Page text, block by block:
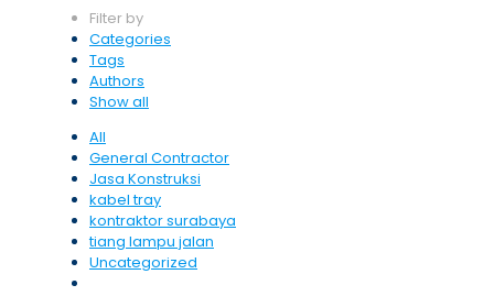
Filter by
Categories
Tags
Authors
Show all
All
General Contractor
Jasa Konstruksi
kabel tray
kontraktor surabaya
tiang lampu jalan
Uncategorized